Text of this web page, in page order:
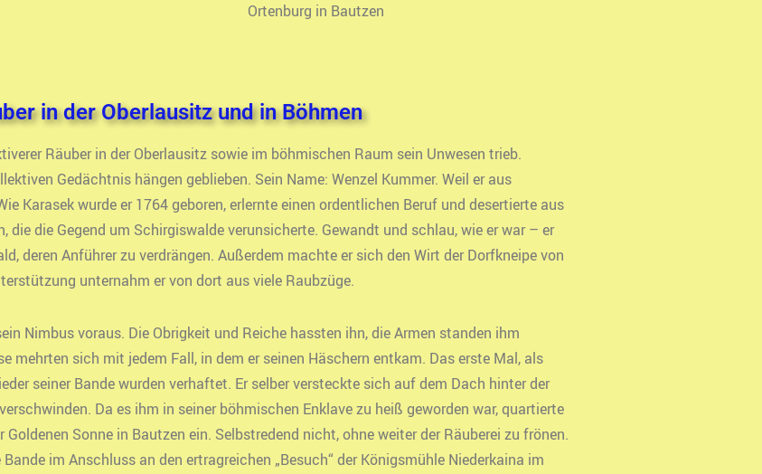
Ortenburg in Bautzen
in der Oberlausitz und in Böhmen
Räuber in der Oberlausitz sowie im böhmischen Raum sein Unwesen trieb.
Gedächtnis hängen geblieben. Sein Name: Wenzel Kummer. Weil er aus
Karasek wurde er 1764 geboren, erlernte einen ordentlichen Beruf und desertierte aus
die Gegend um Schirgiswalde verunsicherte. Gewandt und schlau, wie er war – er
deren Anführer zu verdrängen. Außerdem machte er sich den Wirt der Dorfkneipe von
unternahm er von dort aus viele Raubzüge.
Nimbus voraus. Die Obrigkeit und Reiche hassten ihn, die Armen standen ihm
mehrten sich mit jedem Fall, in dem er seinen Häschern entkam. Das erste Mal, als
seiner Bande wurden verhaftet. Er selber versteckte sich auf dem Dach hinter der
Da es ihm in seiner böhmischen Enklave zu heiß geworden war, quartierte
Sonne in Bautzen ein. Selbstredend nicht, ohne weiter der Räuberei zu frönen.
im Anschluss an den ertragreichen „Besuch“ der Königsmühle Niederkaina im